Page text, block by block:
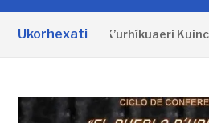
&
Ukorhexati
oficial del K’urhíkuaeri